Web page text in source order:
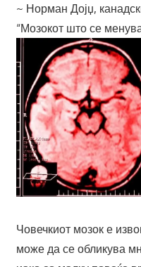
~ Норман Дојџ,
“Мозокот што се
Човечкиот мозок е
може да се обликува